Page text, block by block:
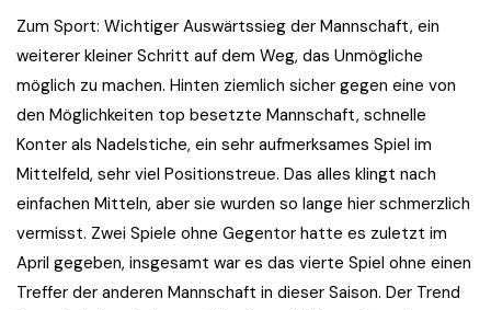
Zum Sport: Wichtiger Auswärtssieg der Mannschaft, ein
weiterer kleiner Schritt auf dem Weg, das Unmögliche
möglich zu machen. Hinten ziemlich sicher gegen eine von
den Möglichkeiten top besetzte Mannschaft, schnelle
Konter als Nadelstiche, ein sehr aufmerksames Spiel im
Mittelfeld, sehr viel Positionstreue. Das alles klingt nach
einfachen Mitteln, aber sie wurden so lange hier schmerzlich
vermisst. Zwei Spiele ohne Gegentor hatte es zuletzt im
April gegeben, insgesamt war es das vierte Spiel ohne einen
Treffer der anderen Mannschaft in dieser Saison. Der Trend